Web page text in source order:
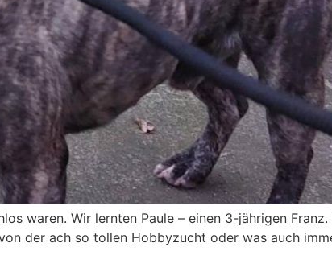
waren. Wir lernten Paule – einen 3-jährigen Franz.
der ach so tollen Hobbyzucht oder was auch